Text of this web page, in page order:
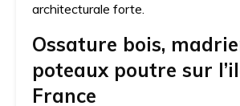
architecturale forte.
Ossature bois,
poteaux poutre sur
France